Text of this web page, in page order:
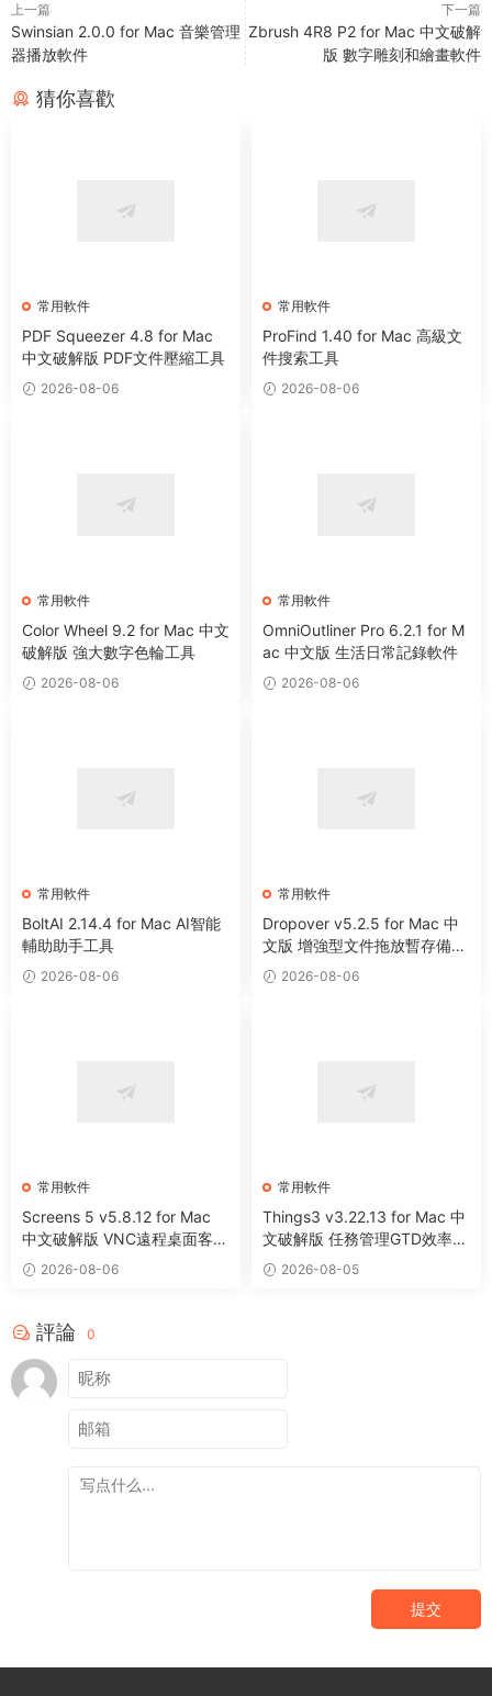
上一篇
Swinsian 2.0.0 for Mac 音樂管理
器播放軟件
下一篇
Zbrush 4R8 P2 for Mac 中文破解
版 數字雕刻和繪畫軟件
猜你喜歡
常用軟件
PDF Squeezer 4.8 for Mac
中文破解版 PDF文件壓縮工具
2026-08-06
常用軟件
ProFind 1.40 for Mac 高級文
件搜索工具
2026-08-06
常用軟件
Color Wheel 9.2 for Mac 中文
破解版 強大數字色輪工具
2026-08-06
常用軟件
OmniOutliner Pro 6.2.1 for M
ac 中文版 生活日常記錄軟件
2026-08-06
常用軟件
BoltAI 2.14.4 for Mac AI智能
輔助助手工具
2026-08-06
常用軟件
Dropover v5.2.5 for Mac 中
文版 增強型文件拖放暫存備用
整理工具
2026-08-06
常用軟件
Screens 5 v5.8.12 for Mac
中文破解版 VNC遠程桌面客戶
端應用程序
2026-08-06
常用軟件
Things3 v3.22.13 for Mac 中
文破解版 任務管理GTD效率工
具 2026-08-05
評論 0
提交